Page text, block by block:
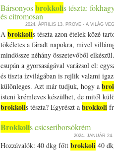
(bio) alapanyagokat használj!
Bársonyosbrokkolis tészta:
és citromosan
2024. ÁPRILIS 13. PROVE - A VILÁG
A brokkolis tészta azon ételek közé
tökéletes a fáradt napokra, mivel
mindössze néhány összetevőből
csupán a gyorsaságával varázsol el:
és tiszta ízvilágában is rejlik valami
különleges. Azt már tudjuk, hogy a
isteni krémleves készülhet, de mitől
brokkolis tészta? Egyrészt a brokkoli
és citromosan appeared first on Prove.hu.
Brokkolis csicseriborsókrém
2024. JANUÁR 24.
Hozzávalók: 40 dkg főtt brokkoli40